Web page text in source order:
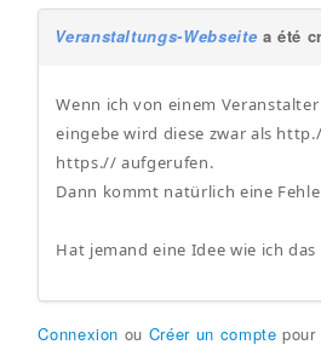
Veranstaltungs-Webseite a été
Wenn ich von einem
eingebe wird diese zwar als
https.// aufgerufen.
Dann kommt natürlich eine
Hat jemand eine Idee wie ich
Connexion ou Créer un compte